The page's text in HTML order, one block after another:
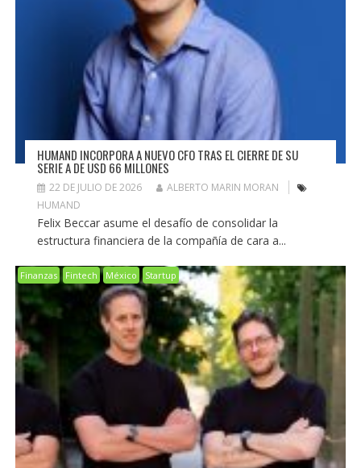
HUMAND INCORPORA A NUEVO CFO TRAS EL CIERRE DE SU
SERIE A DE USD 66 MILLONES
22 DE JULIO DE 2026
ALBERTO MARIN MORAN
HUMAND
Felix Beccar asume el desafío de consolidar la
estructura financiera de la compañía de cara a...
Finanzas Fintech México Startup